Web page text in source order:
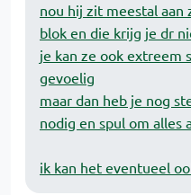
nou hij zit meestal aan
blok en die krijg je dr
je kan ze ook extreem
gevoelig
maar dan heb je nog
nodig en spul om alles
ik kan het eventueel